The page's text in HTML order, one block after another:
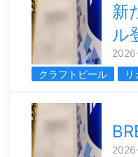
新
ル
クラフトビール